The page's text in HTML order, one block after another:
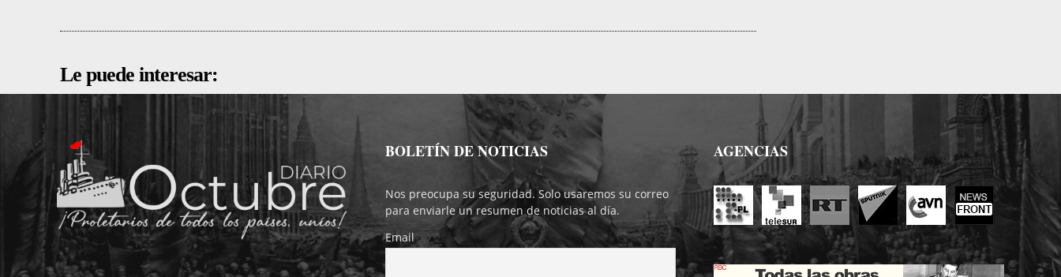
Le puede interesar:
BOLETÍN DE NOTICIAS
Nos preocupa su seguridad. Solo usaremos su correo
para enviarle un resumen de noticias al día.
Email
AGENCIAS